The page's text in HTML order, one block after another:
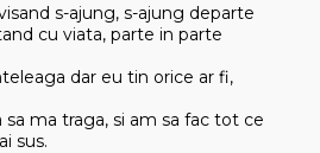
s-ajung, s-ajung departe
cu viata, parte in parte
dar eu tin orice ar fi,
sa ma traga, si am sa fac tot ce
sus.